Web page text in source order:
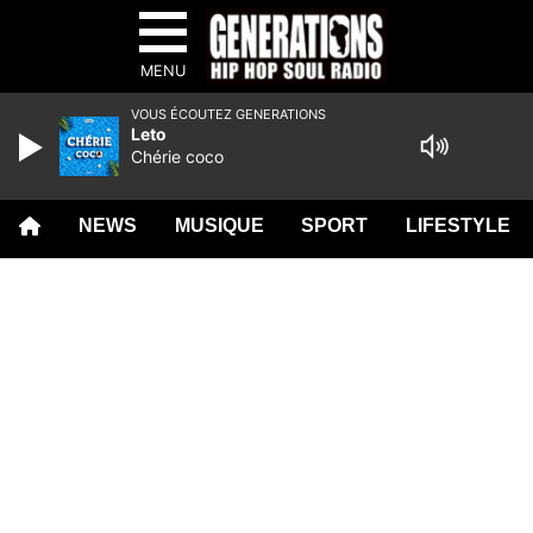
MENU
NEWS MUSIQUE SPORT LIFESTYLE
VOUS ÉCOUTEZ GENERATIONS
Leto
Chérie coco